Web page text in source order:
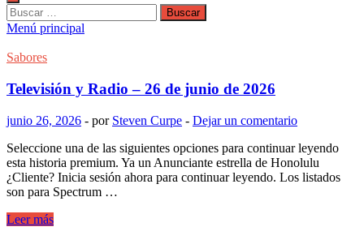
Buscar:
Menú principal
Sabores
Televisión y Radio – 26 de junio de 2026
junio 26, 2026 - por Steven Curpe - Dejar un comentario
Seleccione una de las siguientes opciones para continuar leyendo
esta historia premium. Ya un Anunciante estrella de Honolulu
¿Cliente? Inicia sesión ahora para continuar leyendo. Los listados
son para Spectrum …
Televisión
Leer más